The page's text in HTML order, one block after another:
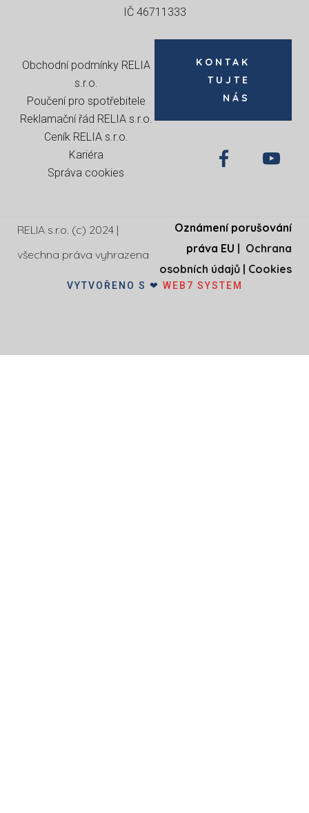
IČ 46711333
Obchodní podmínky RELIA
s.r.o.
Poučení pro spotřebitele
Reklamační řád RELIA s.r.o.
Ceník RELIA s.r.o.
Kariéra
Správa cookies
KONTAK
TUJTE
NÁS
RELIA s.r.o. (c) 2024 |
všechna práva vyhrazena
Oznámení porušování
práva EU | Ochrana
osobních údajů | Cookies
VYTVOŘENO S ❤ WEB7 SYSTEM